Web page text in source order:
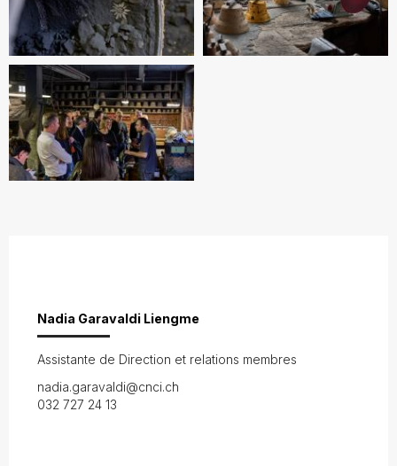
Nadia Garavaldi Liengme
Assistante de Direction et relations membres
nadia.garavaldi@cnci.ch
032 727 24 13